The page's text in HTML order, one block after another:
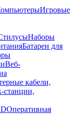
Игровые
Наборы
Батареи для
Веб-
кабели,
станции,
Оперативная